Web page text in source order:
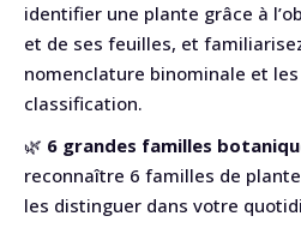
identifier une plante grâce à
et de ses feuilles, et
nomenclature binominale et
classification.
🌿 6 grandes familles
reconnaître 6 familles de
les distinguer dans votre